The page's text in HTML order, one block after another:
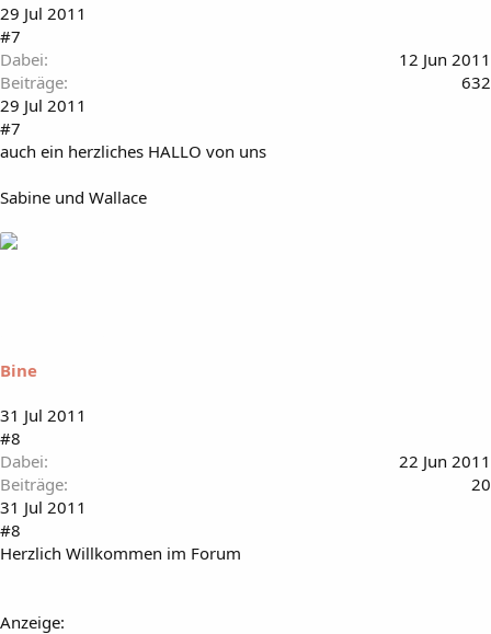
29 Jul 2011
#7
Dabei
12 Jun 2011
Beiträge
632
29 Jul 2011
#7
auch ein herzliches HALLO von uns
Sabine und Wallace
Bine
31 Jul 2011
#8
Dabei
22 Jun 2011
Beiträge
20
31 Jul 2011
#8
Herzlich Willkommen im Forum
Anzeige: